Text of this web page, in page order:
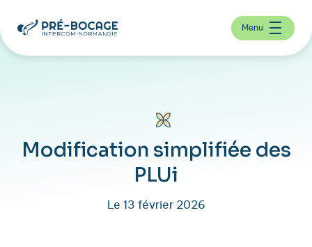
Menu
Modification simplifiée des
PLUi
Le 13 février 2026